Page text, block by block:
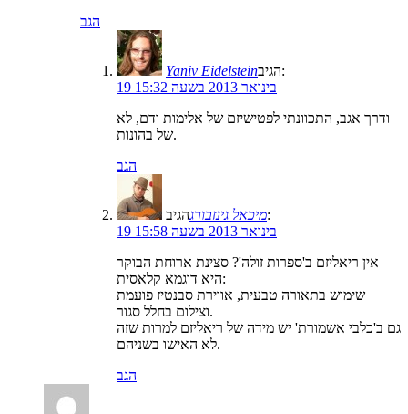
הגב
Yaniv Eidelstein
הגיב:
19 בינואר 2013 בשעה 15:32
ודרך אגב, התכוונתי לפטישיזם של אלימות ודם, לא
של בהונות.
הגב
מיכאל גינזבורגהגיב:
19 בינואר 2013 בשעה 15:58
אין ריאליזם ב'ספרות זולה'? סצינת ארוחת הבוקר
היא דוגמא קלאסית:
שימוש בתאורה טבעית, אווירת סבנטיז פועמת
וצילום בחלל סגור.
גם ב'כלבי אשמורת' יש מידה של ריאליזם למרות שזה
לא האישו בשניהם.
הגב